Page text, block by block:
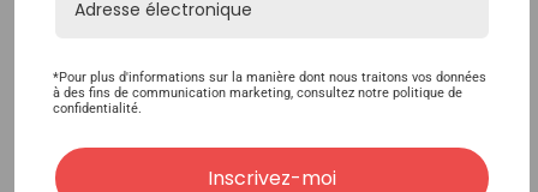
FusiON Soft Bond Glue -
Multi-Week Wear
18,00€
Ghost Bond Platinum 5
Oz (Drip Top)
86,40€
*Pour plus d'informations sur la manière dont nous traitons vos données
à des fins de communication marketing, consultez notre politique de
confidentialité.
Inscrivez-moi